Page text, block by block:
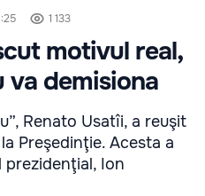
1 133
motivul real,
va demisiona
Renato Usatîi, a reuşit
Preşedinţie. Acesta a
Ion